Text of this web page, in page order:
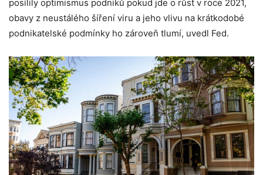
posílily optimismus podniků pokud jde o růst v roce 2021,
obavy z neustálého šíření viru a jeho vlivu na krátkodobé
podnikatelské podmínky ho zároveň tlumí, uvedl Fed.